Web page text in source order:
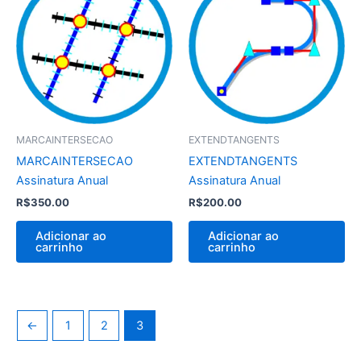
MARCAINTERSECAO
MARCAINTERSECAO
Assinatura Anual
R$350.00
Adicionar ao
carrinho
EXTENDTANGENTS
EXTENDTANGENTS
Assinatura Anual
R$200.00
Adicionar ao
carrinho
← 1 2 3